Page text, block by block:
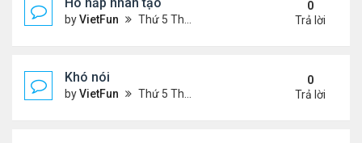
byVietFun Thứ 5 Tháng 7 14, 2022 4:52 pm
0
Trả lời
Khó nói
byVietFun Thứ 5 Tháng 7 14, 2022 4:50 pm
0
Trả lời